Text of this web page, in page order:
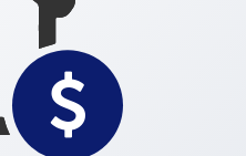
a zároveň poskytuje všechny
k úspěšnému prodeji vaší